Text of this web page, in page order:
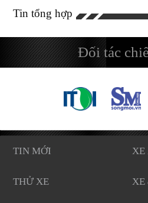
Tin tổng hợp
Đối tác
TIN MỚI XE
THỬ XE XE